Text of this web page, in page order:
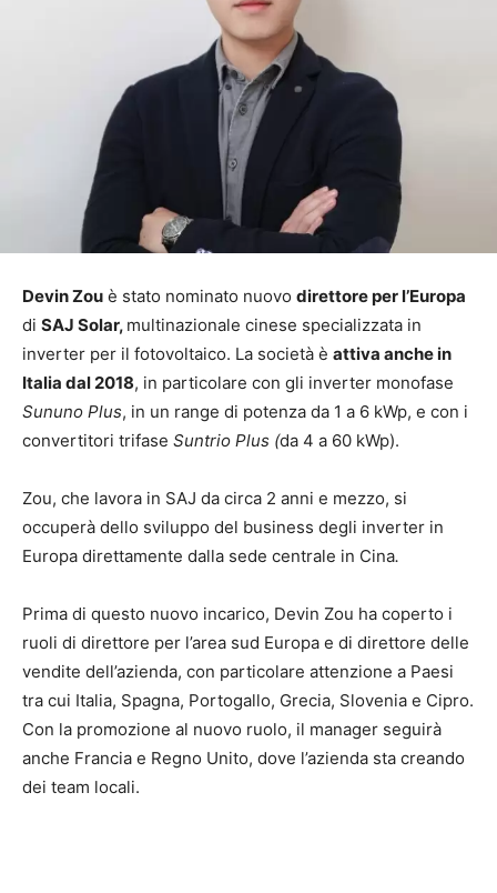
Devin Zou è stato nominato nuovo direttore per l’Europa
di SAJ Solar, multinazionale cinese specializzata in
inverter per il fotovoltaico. La società è attiva anche in
Italia dal 2018, in particolare con gli inverter monofase
Sununo Plus, in un range di potenza da 1 a 6 kWp, e con i
convertitori trifase Suntrio Plus (da 4 a 60 kWp).
Zou, che lavora in SAJ da circa 2 anni e mezzo, si
occuperà dello sviluppo del business degli inverter in
Europa direttamente dalla sede centrale in Cina.
Prima di questo nuovo incarico, Devin Zou ha coperto i
ruoli di direttore per l’area sud Europa e di direttore delle
vendite dell’azienda, con particolare attenzione a Paesi
tra cui Italia, Spagna, Portogallo, Grecia, Slovenia e Cipro.
Con la promozione al nuovo ruolo, il manager seguirà
anche Francia e Regno Unito, dove l’azienda sta creando
dei team locali.